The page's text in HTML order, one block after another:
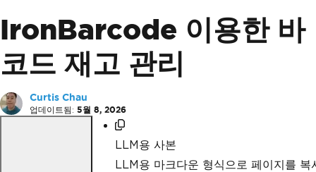
IronBarcode 이용한 바
코드 재고 관리
Curtis Chau
업데이트됨: 5월 8, 2026
LLM용 사본
LLM용 마크다운 형식으로 페이지를 복